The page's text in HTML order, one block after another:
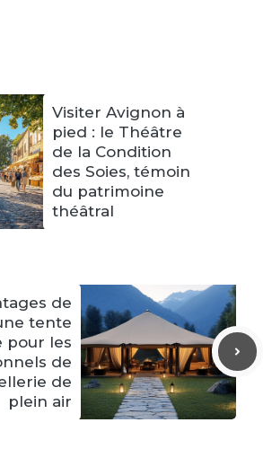
Visiter Avignon à
pied : le Théâtre
de la Condition
des Soies, témoin
du patrimoine
théâtral
de
tente
pour les
de
de
plein air